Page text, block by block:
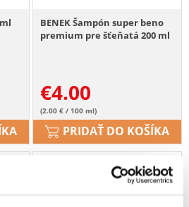
BENEK Šampón super beno
premium pre šťeňatá 200 ml
€4.00
(2.00 € / 100 ml)
PRIDAŤ DO KOŠÍKA